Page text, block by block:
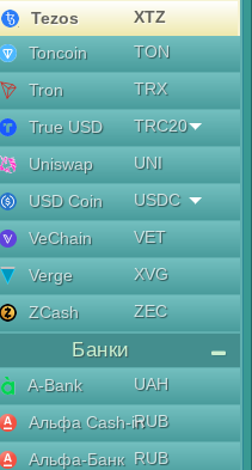
Tezos
XTZ
Toncoin
TON
Tron
TRX
True USD
TRC20
Uniswap
UNI
USD Coin
USDC
VeChain
VET
Verge
XVG
ZCash
ZEC
Банки
A-Bank
UAH
Альфа Cash-inRUB
Альфа-Банк RUB